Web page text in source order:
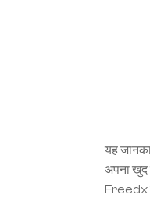
यह
अपना खुद
Freedx